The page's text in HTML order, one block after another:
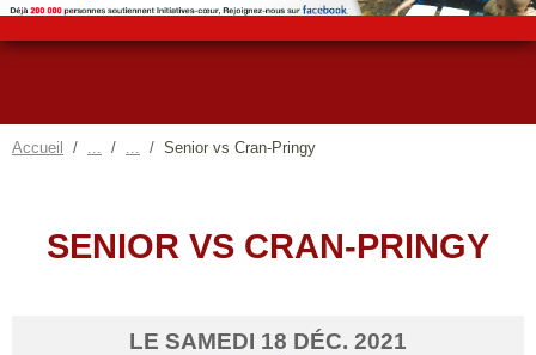
Accueil Senior vs Cran-Pringy
SENIOR VS CRAN-PRINGY
LE SAMEDI 18 DÉC. 2021